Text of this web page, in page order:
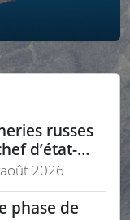
russes
d’état-
l’OTAN
2026
phase de